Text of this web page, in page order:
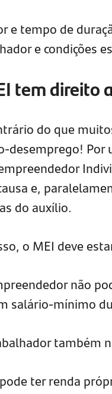
e tempo de
e condições
tem direito
do que
desemprego! Por
e,
do auxílio.
o MEI deve
não
salário-mínimo
também
ter renda